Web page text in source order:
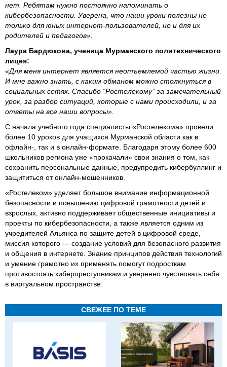
нет. Ребятам нужно постоянно напоминать о
кибербезопасности. Уверена, что наши уроки полезны не
только для юных интернет-пользователей, но и для их
родителей и педагогов».
Лаура Бардюкова, ученица Мурманского политехнического
лицея:
«Для меня интернет является неотъемлемой частью жизни.
И мне важно знать, с каким обманом можно столкнуться в
социальных сетях. Спасибо “Ростелекому” за замечательный
урок, за разбор ситуаций, которые с нами происходили, и за
ответы на все наши вопросы».
С начала учебного года специалисты «Ростелекома» провели
более 10 уроков для учащихся Мурманской области как в
офлайн-, так и в онлайн-формате. Благодаря этому более 600
школьников региона уже «прокачали» свои знания о том, как
сохранить персональные данные, предупредить кибербуллинг и
защититься от онлайн-мошенников.
«Ростелеком» уделяет большое внимание информационной
безопасности и повышению цифровой грамотности детей и
взрослых, активно поддерживает общественные инициативы и
проекты по кибербезопасности, а также является одним из
учредителей Альянса по защите детей в цифровой среде,
миссия которого — создание условий для безопасного развития
и общения в интернете. Знание принципов действия технологий
и умение грамотно их применять помогут подросткам
противостоять киберпреступникам и уверенно чувствовать себя
в виртуальном пространстве.
СВЕЖЕЕ ПО ТЕМЕ